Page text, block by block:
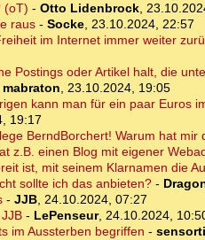
(oT) - Otto Lidenbrock,
raus- Socke, 23.10.2024, 22:57
im Internet immer weiter
Postings oder Artikel halt, die
mabraton, 23.10.2024, 19:05
kann man für ein paar Euros
19:17
BerndBorchert! Warum hat mir
z.B. einen Blog mit eigener
ist, mit seinem Klarnamen die
sollte ich das anbieten?-
- JJB, 24.10.2024, 07:27
- LePenseur, 24.10.2024,
im Aussterben begriffen -